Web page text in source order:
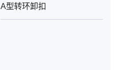
A型转环卸扣